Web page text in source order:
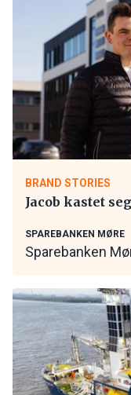
BRAND STORIES
Jacob kastet
SPAREBANKEN MØRE
Sparebanken